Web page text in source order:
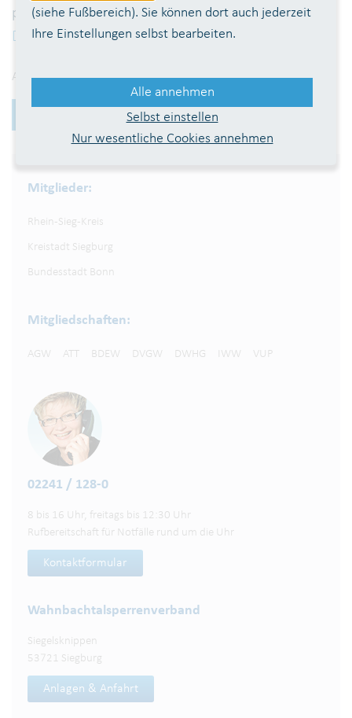
personenbezogenen Daten erhalten Sie in unserer
Datenschutzerklärung.*
Alle mit * markierten Felder sind Pflichtfelder
Mitglieder:
Rhein-Sieg-Kreis
Kreistadt Siegburg
Bundesstadt Bonn
Mitgliedschaften:
AGW ATT BDEW DVGW DWHG IWW VUP
02241 / 128-0
8 bis 16 Uhr, freitags bis 12:30 Uhr
Rufbereitschaft für Notfälle rund um die Uhr
Kontaktformular
Wahnbachtalsperren­verband
Siegelsknippen
53721 Siegburg
Anlagen & Anfahrt
(siehe Fußbereich). Sie können dort auch jederzeit
Ihre Einstellungen selbst bearbeiten.
Alle annehmen
Selbst einstellen
Nur wesentliche Cookies annehmen